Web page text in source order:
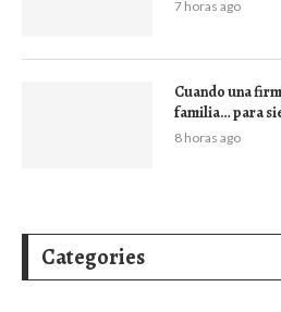
7 horas ago
Cuando una
familia… para
8 horas ago
Categories